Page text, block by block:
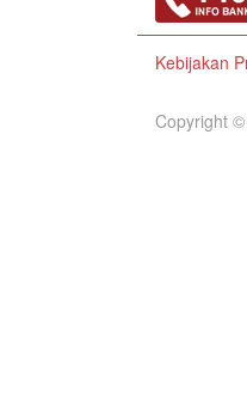
Kebijakan
Copyright